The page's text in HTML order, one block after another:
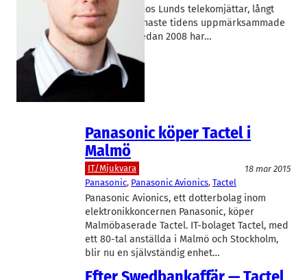
utförslöpan hos Lunds telekomjättar, långt
innan den senaste tidens uppmärksammade
storvarsel. Sedan 2008 har…
Panasonic köper Tactel i
Malmö
IT/Mjukvara
18 mar 2015
Panasonic, Panasonic Avionics, Tactel
Panasonic Avionics, ett dotterbolag inom
elektronikkoncernen Panasonic, köper
Malmöbaserade Tactel. IT-bolaget Tactel, med
ett 80-tal anställda i Malmö och Stockholm,
blir nu en självständig enhet…